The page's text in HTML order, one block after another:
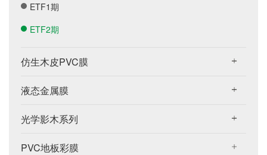
ETF1期
ETF2期
仿生木皮PVC膜
液态金属膜
光学影木系列
PVC地板彩膜